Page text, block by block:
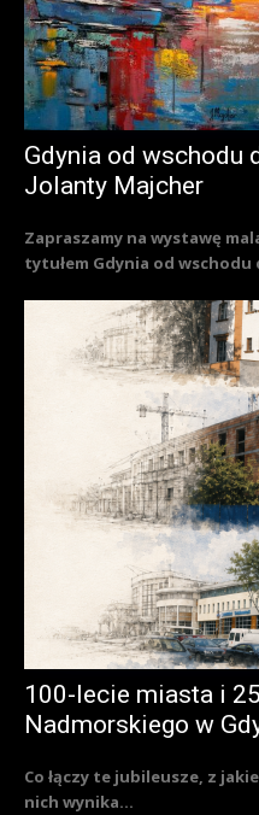
Gdynia od wschodu
Jolanty Majcher
Zapraszamy na wystawę
tytułem Gdynia od wschodu
100-lecie miasta i
Nadmorskiego w
Co łączy te jubileusze, z
nich wynika...